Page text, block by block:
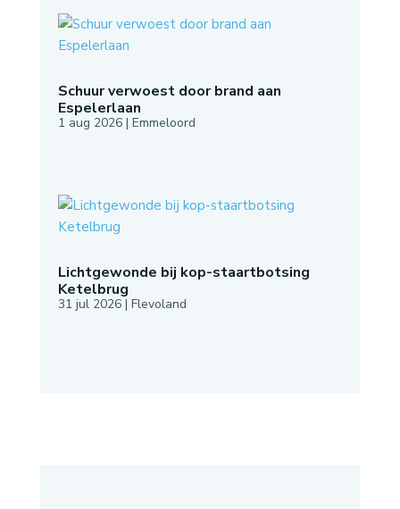
Schuur verwoest door brand aan
Espelerlaan
1 aug 2026| Emmeloord
Lichtgewonde bij kop-staartbotsing
Ketelbrug
31 jul 2026| Flevoland